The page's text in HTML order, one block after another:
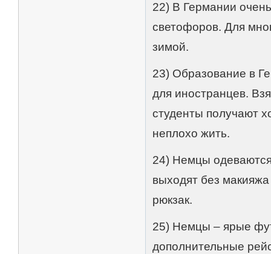
22) В Германии
светофоров. Для
зимой.
23) Образование в
для иностранцев.
студенты получают
неплохо жить.
24) Немцы
выходят без
рюкзак.
25) Немцы – ярые
дополнительные